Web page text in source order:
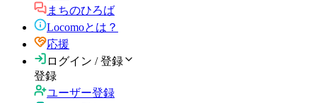
まちのひろば
Locomoとは？
応援
ログイン / 登録
登録
ユーザー登録